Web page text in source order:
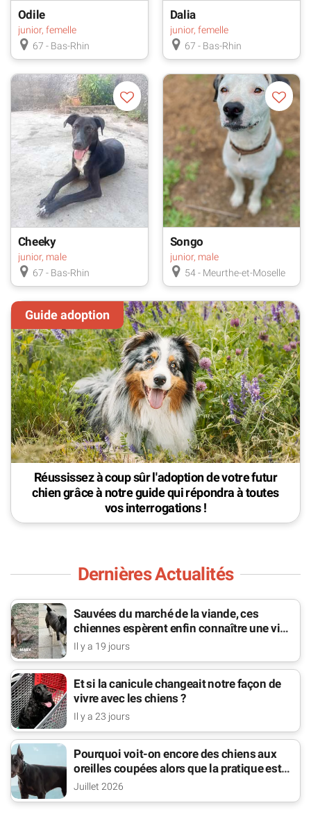
Odile
junior, femelle
67 - Bas-Rhin
Dalia
junior, femelle
67 - Bas-Rhin
Cheeky
junior, male
67 - Bas-Rhin
Songo
junior, male
54 - Meurthe-et-Moselle
Réussissez à coup sûr l'adoption de votre futur
chien grâce à notre guide qui répondra à toutes
vos interrogations !
Dernières Actualités
Sauvées du marché de la viande, ces
chiennes espèrent enfin connaître une vie
de famille
Il y a 19 jours
Et si la canicule changeait notre façon de
vivre avec les chiens ?
Il y a 23 jours
Pourquoi voit-on encore des chiens aux
oreilles coupées alors que la pratique est
interdite ?
Juillet 2026